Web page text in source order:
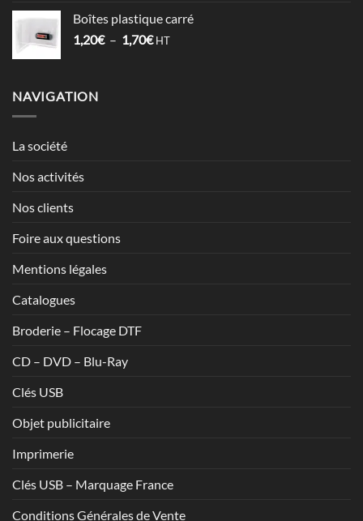
5,98€
à
Boîtes plastique carré
1,20€ – 1,70€Plage
HT
NAVIGATION
La société
Nos activités
Nos clients
Foire aux questions
Mentions légales
Catalogues
Broderie – Flocage DTF
CD – DVD – Blu-Ray
Clés USB
Objet publicitaire
Imprimerie
Clés USB – Marquage France
Conditions Générales de Vente